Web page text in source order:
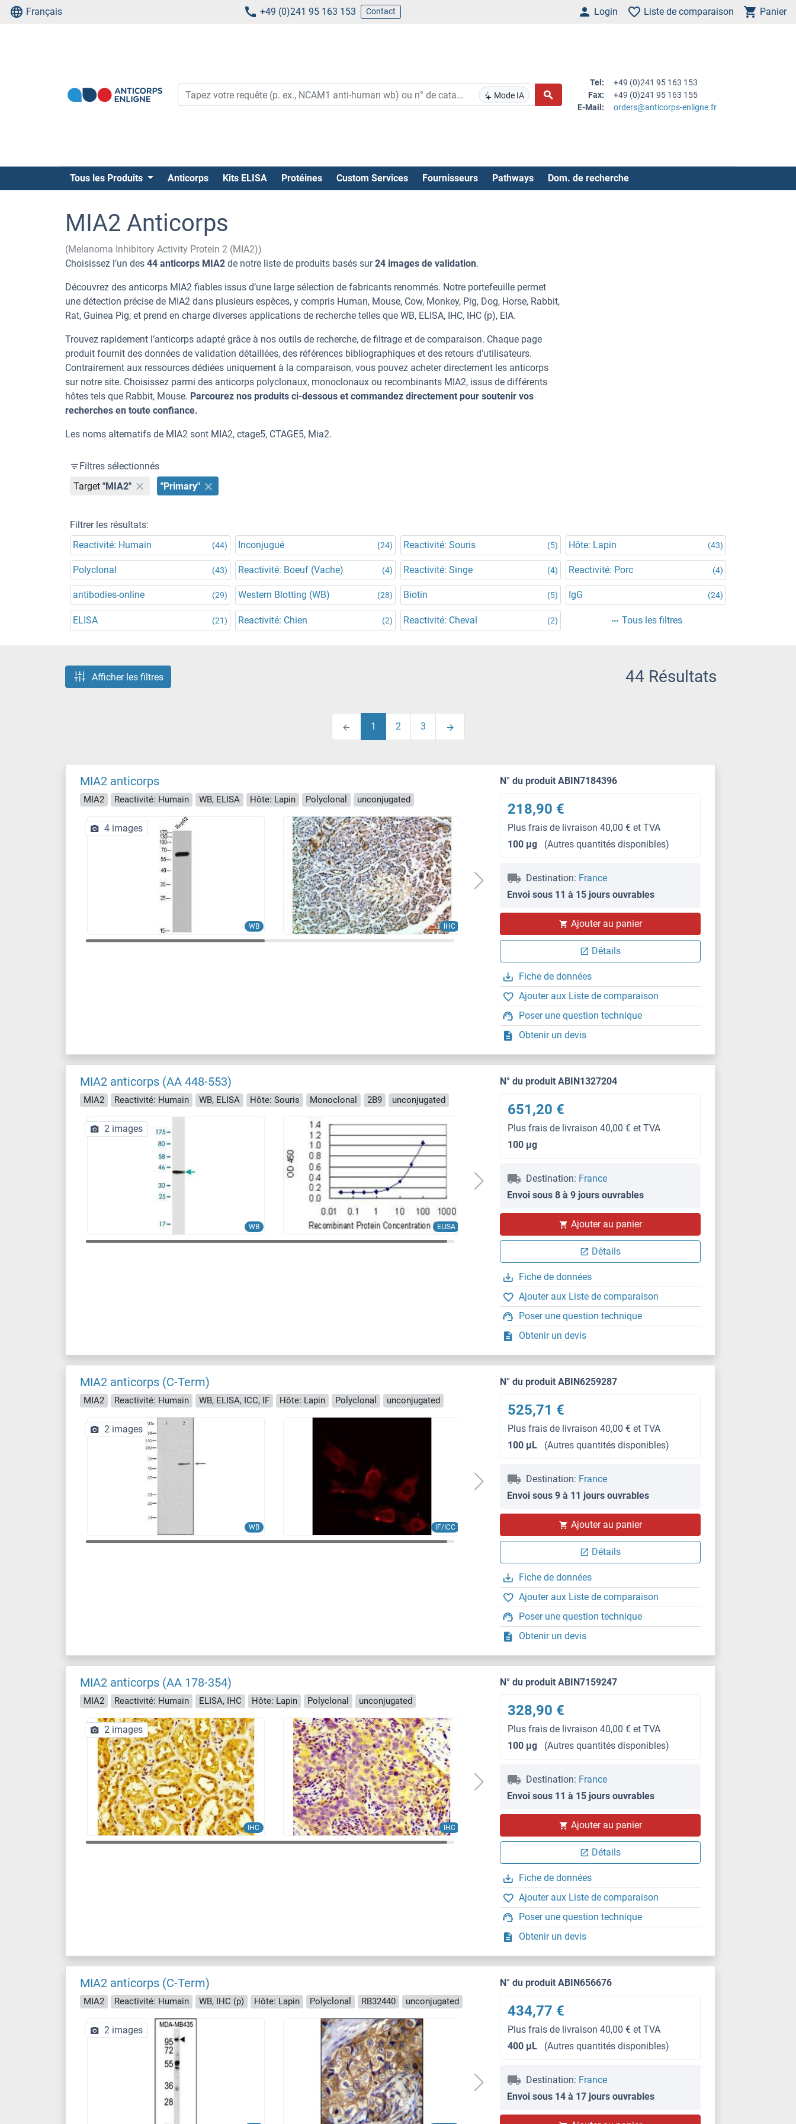
Français +49 (0)241 95 163 153 Contact Login Liste de comparaison Panier
Mode IA
Tel:
+49 (0)241 95 163 153
Fax:
+49 (0)241 95 163 155
E-Mail:
orders@anticorps-enligne.fr
Tous les Produits Anticorps Kits ELISA Protéines Custom Services Fournisseurs Pathways Dom. de recherche
MIA2 Anticorps
(Melanoma Inhibitory Activity Protein 2 (MIA2))
Choisissez l’un des 44 anticorps MIA2 de notre liste de produits basés sur24 images de validation.
Découvrez des anticorps MIA2 fiables issus d’une large sélection de fabricants renommés. Notre portefeuille permet
une détection précise de MIA2 dans plusieurs espèces, y compris Human, Mouse, Cow, Monkey, Pig, Dog, Horse, Rabbit,
Rat, Guinea Pig, et prend en charge diverses applications de recherche telles que WB, ELISA, IHC, IHC (p), EIA.
Trouvez rapidement l’anticorps adapté grâce à nos outils de recherche, de filtrage et de comparaison. Chaque page
produit fournit des données de validation détaillées, des références bibliographiques et des retours d’utilisateurs.
Contrairement aux ressources dédiées uniquement à la comparaison, vous pouvez acheter directement les anticorps
sur notre site. Choisissez parmi des anticorps polyclonaux, monoclonaux ou recombinants MIA2, issus de différents
hôtes tels que Rabbit, Mouse. Parcourez nos produits ci-dessous et commandez directement pour soutenir vos
recherches en toute confiance.
Les noms alternatifs de MIA2 sont MIA2, ctage5, CTAGE5, Mia2.
Filtres sélectionnés
Target "MIA2" "Primary"
Filtrer les résultats:
Reactivité: Humain
(44) Inconjugué (24) Reactivité: Souris (5) Hôte: Lapin (43)
Polyclonal (43) Reactivité: Boeuf (Vache) (4) Reactivité: Singe (4) Reactivité: Porc (4)
antibodies-online (29) Western Blotting (WB) (28) Biotin (5) IgG (24)
ELISA (21) Reactivité: Chien (2) Reactivité: Cheval (2) Tous les filtres
Afficher les filtres 44 Résultats
1 2 3
MIA2 anticorps
MIA2 Reactivité: Humain WB, ELISA Hôte: Lapin Polyclonal unconjugated
WB IHC
IHC
4 images
N° du produit ABIN7184396
218,90 €
Plus frais de livraison 40,00 € et TVA
100 μg
(Autres quantités disponibles)
Destination: France
Envoi sous 11 à 15 jours ouvrables
Ajouter au panier
Détails
Fiche de données
Ajouter aux Liste de comparaison
Poser une question technique
Obtenir un devis
MIA2 anticorps (AA 448-553)
MIA2 Reactivité: Humain WB, ELISA Hôte: Souris Monoclonal 2B9 unconjugated
WB ELISA
2 images
N° du produit ABIN1327204
651,20 €
Plus frais de livraison 40,00 € et TVA
100 μg
Destination: France
Envoi sous 8 à 9 jours ouvrables
Ajouter au panier
Détails
Fiche de données
Ajouter aux Liste de comparaison
Poser une question technique
Obtenir un devis
MIA2 anticorps (C-Term)
MIA2 Reactivité: Humain WB, ELISA, ICC, IF Hôte: Lapin Polyclonal unconjugated
WB IF/ICC
2 images
N° du produit ABIN6259287
525,71 €
Plus frais de livraison 40,00 € et TVA
100 μL
(Autres quantités disponibles)
Destination: France
Envoi sous 9 à 11 jours ouvrables
Ajouter au panier
Détails
Fiche de données
Ajouter aux Liste de comparaison
Poser une question technique
Obtenir un devis
MIA2 anticorps (AA 178-354)
MIA2 Reactivité: Humain ELISA, IHC Hôte: Lapin Polyclonal unconjugated
IHC IHC
2 images
N° du produit ABIN7159247
328,90 €
Plus frais de livraison 40,00 € et TVA
100 μg
(Autres quantités disponibles)
Destination: France
Envoi sous 11 à 15 jours ouvrables
Ajouter au panier
Détails
Fiche de données
Ajouter aux Liste de comparaison
Poser une question technique
Obtenir un devis
MIA2 anticorps (C-Term)
MIA2 Reactivité: Humain WB, IHC (p) Hôte: Lapin Polyclonal RB32440 unconjugated
2 images
N° du produit ABIN656676
434,77 €
Plus frais de livraison 40,00 € et TVA
400 μL
(Autres quantités disponibles)
Destination: France
Envoi sous 14 à 17 jours ouvrables